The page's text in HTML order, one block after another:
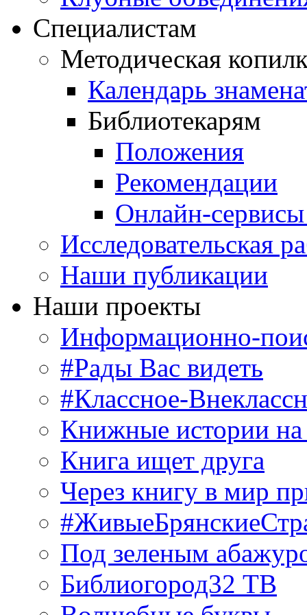
Специалистам
Методическая
Календарь
Библиотекарям
Положения
Рекомендации
Онлайн-сервисы
Исследовательская
Наши публикации
Наши проекты
Информационно-
#Рады Вас видеть
#Классное-
Книжные истории
Книга ищет друга
Через книгу в мир
Под зеленым
Библиогород32 ТВ